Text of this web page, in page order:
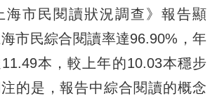
市民閱讀狀況調查》報告顯
市民綜合閱讀率達96.90%，年
本，較上年的10.03本穩步
的是，報告中綜合閱讀的概念